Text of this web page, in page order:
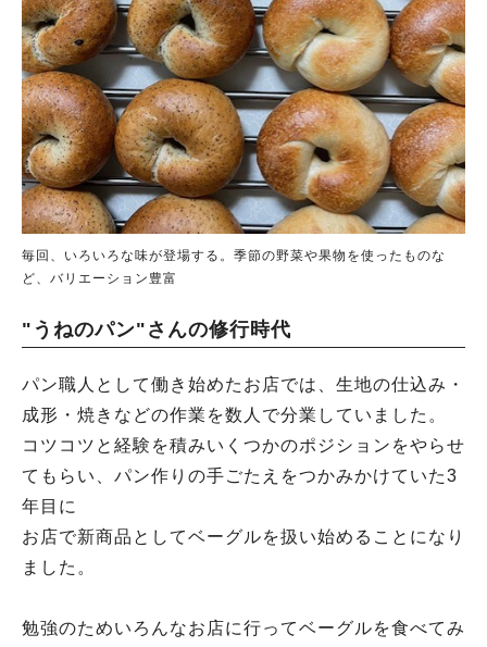
毎回、いろいろな味が登場する。季節の野菜や果物を使ったものな
ど、バリエーション豊富
"うねのパン"さんの修行時代
パン職人として働き始めたお店では、生地の仕込み・
成形・焼きなどの作業を数人で分業していました。
コツコツと経験を積みいくつかのポジションをやらせ
てもらい、パン作りの手ごたえをつかみかけていた3
年目に
お店で新商品としてベーグルを扱い始めることになり
ました。
勉強のためいろんなお店に行ってベーグルを食べてみ